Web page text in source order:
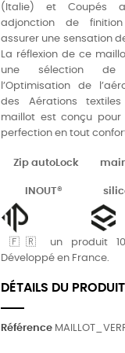
(Italie) et Coupés
adjonction de
assurer une sensation
La réflexion de ce
une sélection de
l’Optimisation de
des Aérations
maillot est conçu
perfection en tout
Zip autoLock
INOUT®
🇫🇷 un produit
Développé en France.
DÉTAILS DU PRODUIT
Référence